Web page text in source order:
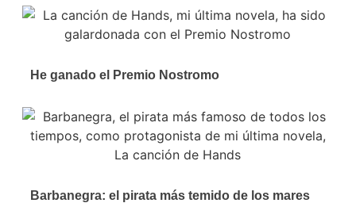
He ganado el Premio Nostromo
Barbanegra: el pirata más temido de los mares